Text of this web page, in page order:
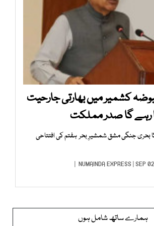
کشمیر میں بھارتی جارحیت
رہے گا صدر مملکت
بحری جنگی مشق شمشیرِ بحر ہفتم کی افتتاحی
NUMAINDA EXPRESS| SEP
ہمارے ساتھ شامل ہوں